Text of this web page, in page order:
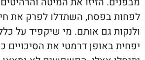
השתדלו לפרק את חיפויי
גם אותם. מי שיקפיד על כלל
דרמטי את הסיכויים כי